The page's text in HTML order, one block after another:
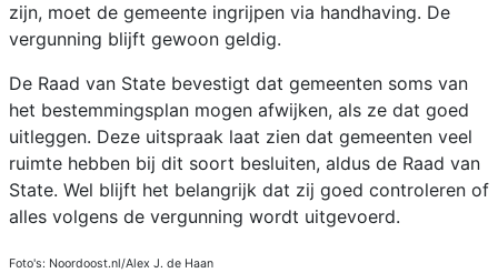
zijn, moet de gemeente ingrijpen via handhaving. De
vergunning blijft gewoon geldig.
De Raad van State bevestigt dat gemeenten soms van
het bestemmingsplan mogen afwijken, als ze dat goed
uitleggen. Deze uitspraak laat zien dat gemeenten veel
ruimte hebben bij dit soort besluiten, aldus de Raad van
State. Wel blijft het belangrijk dat zij goed controleren of
alles volgens de vergunning wordt uitgevoerd.
Foto's: Noordoost.nl/Alex J. de Haan